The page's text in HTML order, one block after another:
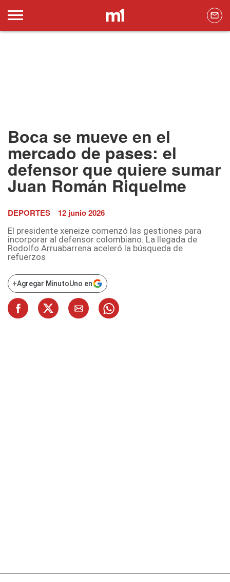
Boca se mueve en el
mercado de pases: el
defensor que quiere sumar
Juan Román Riquelme
DEPORTES 12 junio 2026
El presidente xeneize comenzó las gestiones para
incorporar al defensor colombiano. La llegada de
Rodolfo Arruabarrena aceleró la búsqueda de
refuerzos
+Agregar MinutoUno en